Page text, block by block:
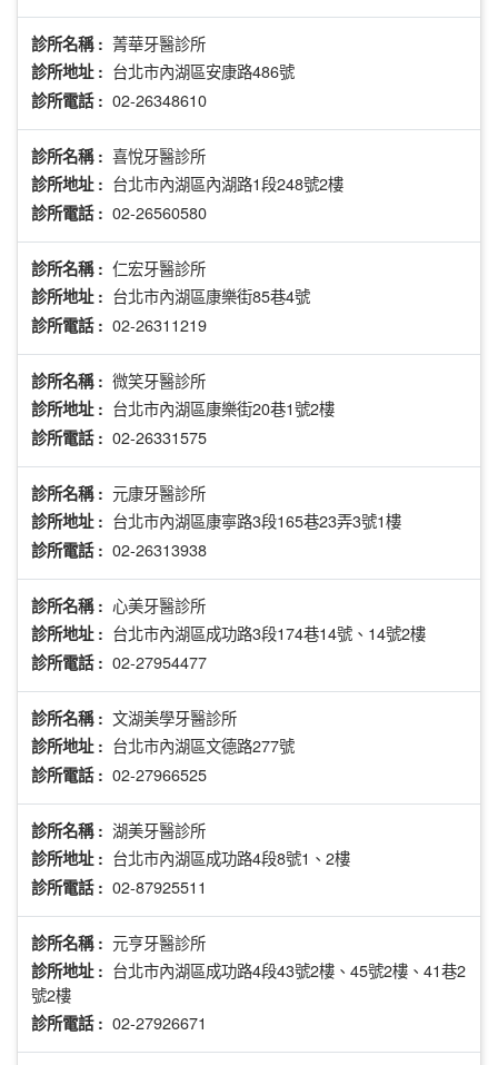
診所名稱 : 菁華牙醫診所
診所地址 : 台北市內湖區安康路486號
診所電話 : 02-26348610
診所名稱 : 喜悅牙醫診所
診所地址 : 台北市內湖區內湖路1段248號2樓
診所電話 : 02-26560580
診所名稱 : 仁宏牙醫診所
診所地址 : 台北市內湖區康樂街85巷4號
診所電話 : 02-26311219
診所名稱 : 微笑牙醫診所
診所地址 : 台北市內湖區康樂街20巷1號2樓
診所電話 : 02-26331575
診所名稱 : 元康牙醫診所
診所地址 : 台北市內湖區康寧路3段165巷23弄3號1樓
診所電話 : 02-26313938
診所名稱 : 心美牙醫診所
診所地址 : 台北市內湖區成功路3段174巷14號、14號2樓
診所電話 : 02-27954477
診所名稱 : 文湖美學牙醫診所
診所地址 : 台北市內湖區文德路277號
診所電話 : 02-27966525
診所名稱 : 湖美牙醫診所
診所地址 : 台北市內湖區成功路4段8號1、2樓
診所電話 : 02-87925511
診所名稱 : 元亨牙醫診所
診所地址 : 台北市內湖區成功路4段43號2樓、45號2樓、41巷2
號2樓
診所電話 : 02-27926671